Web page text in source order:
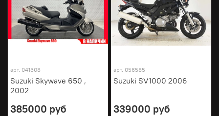
арт. 041308
Suzuki Skywave 650 ,
2002
385000 руб
арт. 056585
Suzuki SV1000 2006
339000 руб